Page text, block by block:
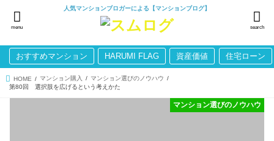
人気マンションブロガーによる【マンションブログ】
search
menu
おすすめマンション HARUMI FLAG 資産価値 住宅ローン
HOME マンション購入
マンション選びのノウハウ
第80回 選択肢を広げるという考えかた
マンション選びのノウハウ